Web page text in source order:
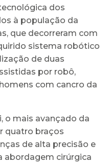
dos
à população da
que decorreram com
sistema robótico
de duas
por robô,
com cancro da
o mais avançado da
quatro braços
de alta precisão e
abordagem cirúrgica